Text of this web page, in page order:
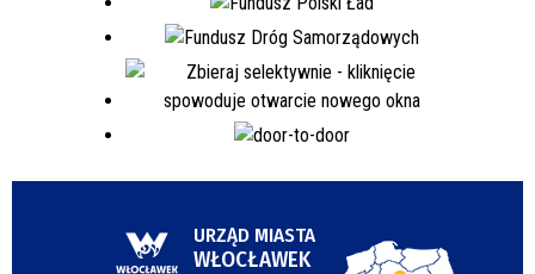
URZĄD MIASTA
WŁOCŁAWEK